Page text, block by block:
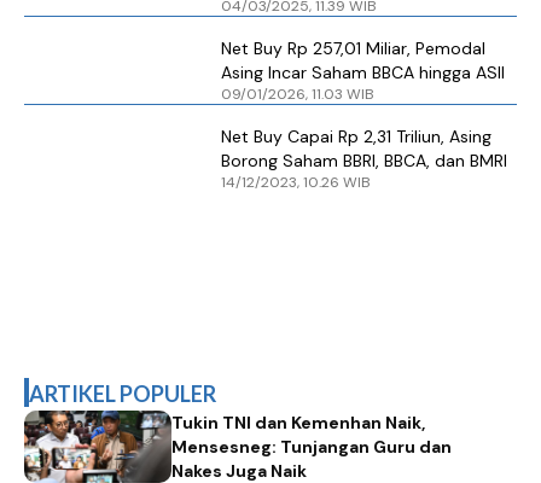
BBCA, BMRI, hingga BBNI Diburu
04/03/2025, 11.39 WIB
Net Buy Rp 257,01 Miliar, Pemodal
Asing Incar Saham BBCA hingga ASII
09/01/2026, 11.03 WIB
Net Buy Capai Rp 2,31 Triliun, Asing
Borong Saham BBRI, BBCA, dan BMRI
14/12/2023, 10.26 WIB
ARTIKEL POPULER
Tukin TNI dan Kemenhan Naik,
Mensesneg: Tunjangan Guru dan
Nakes Juga Naik